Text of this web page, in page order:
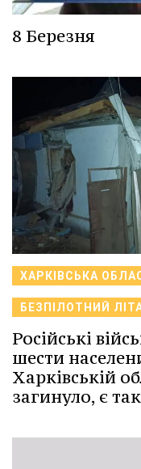
8 Березня
ХАРКІВСЬКА
БЕЗПІЛОТНИЙ
Російські
шести
Харківській
загинуло, є